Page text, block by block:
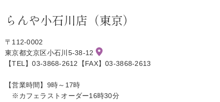
らんや小石川店（東京）
〒112-0002
東京都文京区小石川5-38-12
【TEL】03-3868-2612【FAX】03-3868-2613
【営業時間】9時～17時
※カフェラストオーダー16時30分